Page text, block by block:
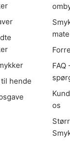
hende
os